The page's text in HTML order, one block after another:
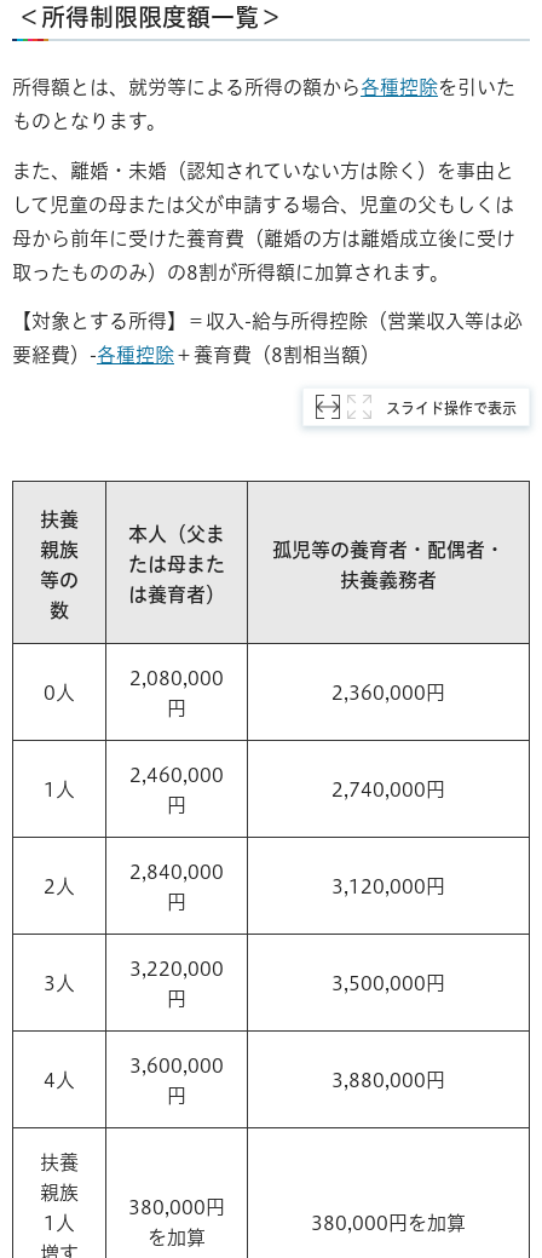
＜所得制限限度額一覧＞
所得額とは、就労等による所得の額から各種控除を引いた
ものとなります。
また、離婚・未婚（認知されていない方は除く）を事由と
して児童の母または父が申請する場合、児童の父もしくは
母から前年に受けた養育費（離婚の方は離婚成立後に受け
取ったもののみ）の8割が所得額に加算されます。
【対象とする所得】＝収入-給与所得控除（営業収入等は必
要経費）-各種控除＋養育費（8割相当額）
スライド操作で表示
扶養
親族
等の
数
本人（父ま
たは母また
は養育者）
孤児等の養育者・配偶者・
扶養義務者
0人
2,080,000
円
2,360,000円
1人
2,460,000
円
2,740,000円
2人
2,840,000
円
3,120,000円
3人
3,220,000
円
3,500,000円
4人
3,600,000
円
3,880,000円
扶養
親族
1人
増す
380,000円
を加算
380,000円を加算